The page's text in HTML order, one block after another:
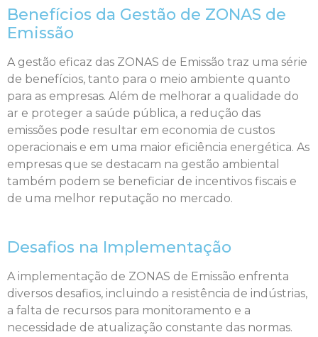
Benefícios da Gestão de ZONAS de
Emissão
A gestão eficaz das ZONAS de Emissão traz uma série
de benefícios, tanto para o meio ambiente quanto
para as empresas. Além de melhorar a qualidade do
ar e proteger a saúde pública, a redução das
emissões pode resultar em economia de custos
operacionais e em uma maior eficiência energética. As
empresas que se destacam na gestão ambiental
também podem se beneficiar de incentivos fiscais e
de uma melhor reputação no mercado.
Desafios na Implementação
A implementação de ZONAS de Emissão enfrenta
diversos desafios, incluindo a resistência de indústrias,
a falta de recursos para monitoramento e a
necessidade de atualização constante das normas.